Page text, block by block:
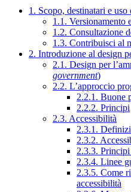
1. Scopo, destinatari e
1.1. Versionamento
1.2. Consultazione
1.3. Contribuisci al
2. Introduzione al design
2.1. Design per
government)
2.2. L’approccio
2.2.1. Buone
2.2.2. Principi
2.3. Accessibilità
2.3.1.
2.3.2.
2.3.3. Principi
2.3.4. Linee
2.3.5. Come
accessibilità